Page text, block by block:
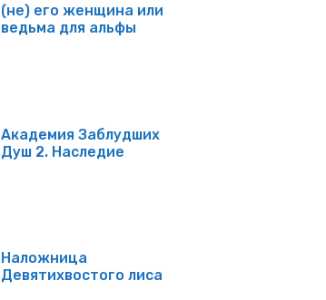
(не) его женщина или
ведьма для альфы
Академия Заблудших
Душ 2. Наследие
Наложница
Девятихвостого лиса